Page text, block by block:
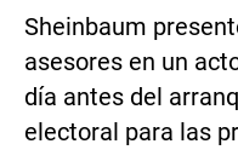
Sheinbaum
asesores en un
día antes del
electoral para las